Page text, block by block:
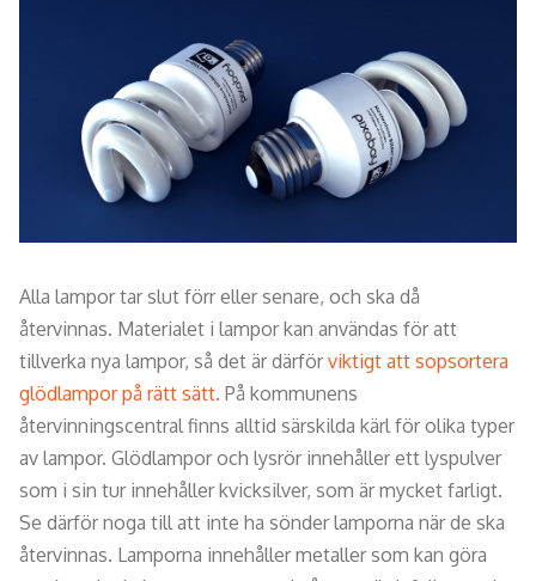
Alla lampor tar slut förr eller senare, och ska då
återvinnas. Materialet i lampor kan användas för att
tillverka nya lampor, så det är därförviktigt att sopsortera
glödlampor på rätt sätt. På kommunens
återvinningscentral finns alltid särskilda kärl för olika typer
av lampor. Glödlampor och lysrör innehåller ett lyspulver
som i sin tur innehåller kvicksilver, som är mycket farligt.
Se därför noga till att inte ha sönder lamporna när de ska
återvinnas. Lamporna innehåller metaller som kan göra